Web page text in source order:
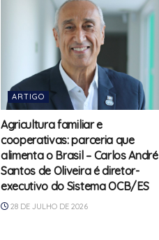
ARTIGO
Agricultura familiar e
cooperativas: parceria que
alimenta o Brasil – Carlos André
Santos de Oliveira é diretor-
executivo do Sistema OCB/ES
28 DE JULHO DE 2026